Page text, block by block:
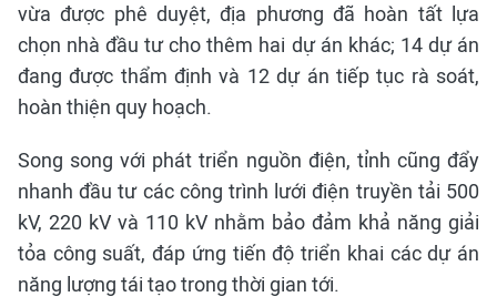
vừa được phê duyệt, địa phương đã hoàn tất lựa
chọn nhà đầu tư cho thêm hai dự án khác; 14 dự án
đang được thẩm định và 12 dự án tiếp tục rà soát,
hoàn thiện quy hoạch.
Song song với phát triển nguồn điện, tỉnh cũng đẩy
nhanh đầu tư các công trình lưới điện truyền tải 500
kV, 220 kV và 110 kV nhằm bảo đảm khả năng giải
tỏa công suất, đáp ứng tiến độ triển khai các dự án
năng lượng tái tạo trong thời gian tới.